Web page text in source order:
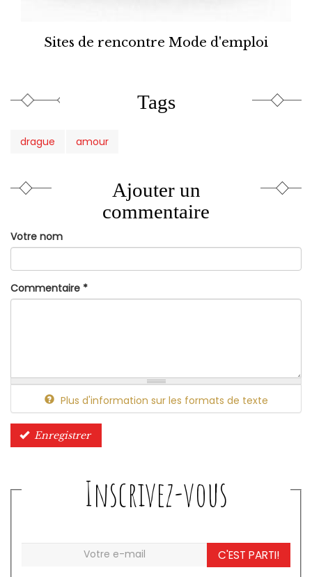
Sites de rencontre Mode d'emploi
Tags
drague amour
Ajouter un
commentaire
Votre nom
Commentaire *
Plus d'information sur les formats de texte
Enregistrer
Inscrivez-vous
C'EST PARTI!